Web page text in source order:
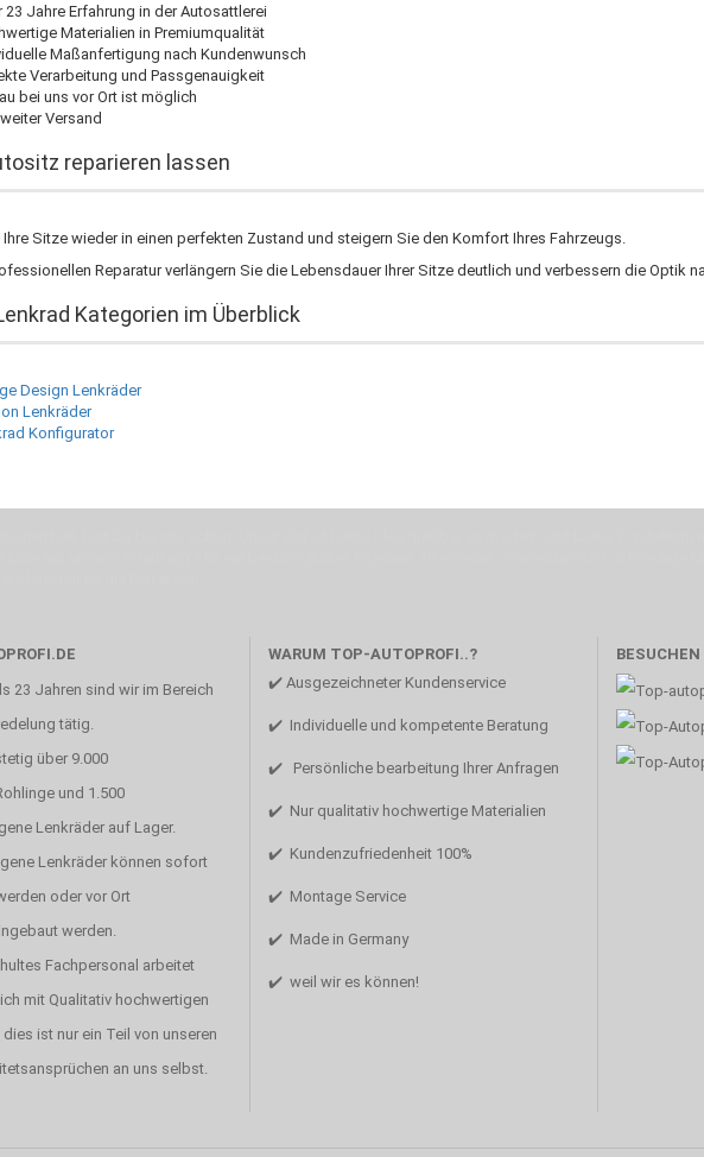
23 Jahre Erfahrung in der Autosattlerei
Materialien in Premiumqualität
Maßanfertigung nach Kundenwunsch
Verarbeitung und Passgenauigkeit
bei uns vor Ort ist möglich
Versand
reparieren lassen
Sitze wieder in einen perfekten Zustand und steigern Sie den Komfort Ihres Fahrzeugs.
Reparatur verlängern Sie die Lebensdauer Ihrer Sitze deutlich und verbessern die Optik
Kategorien im Überblick
Design Lenkräder
Lenkräder
Konfigurator
23 Jahren sind wir im Bereich
tätig.
über 9.000
und 1.500
Lenkräder auf Lager.
Lenkräder können sofort
oder vor Ort
werden.
Fachpersonal arbeitet
mit Qualitativ hochwertigen
dies ist nur ein Teil von unseren
an uns selbst.
WARUM TOP-AUTOPROFI..?
✔️ Ausgezeichneter Kundenservice
✔️ Individuelle und kompetente Beratung
✔️ Persönliche bearbeitung Ihrer Anfragen
✔️ Nur qualitativ hochwertige Materialien
✔️ Kundenzufriedenheit 100%
✔️ Montage Service
✔️ Made in Germany
✔️ weil wir es können!